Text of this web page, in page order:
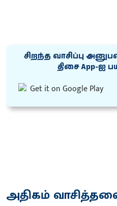
சிறந்த வாசிப்பு
திசை App-ஐ
அதிகம்